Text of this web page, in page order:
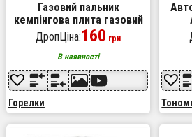
Газовий пальник
кемпінгова плита газовий
примус газова плита
портативна з чохлом,
похідний таганок
ДропЦіна:160 грн
В наявності
Горелки